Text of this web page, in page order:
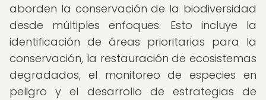
aborden la conservación de la biodiversidad
desde múltiples enfoques. Esto incluye la
identificación de áreas prioritarias para la
conservación, la restauración de ecosistemas
degradados, el monitoreo de especies en
peligro y el desarrollo de estrategias de